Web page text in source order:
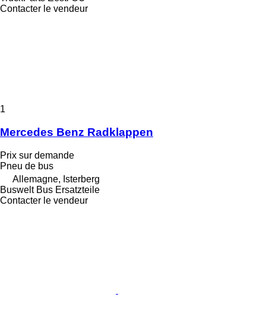
Contacter le vendeur
1
Mercedes Benz Radklappen
Prix sur demande
Pneu de bus
Allemagne, Isterberg
Buswelt Bus Ersatzteile
Contacter le vendeur